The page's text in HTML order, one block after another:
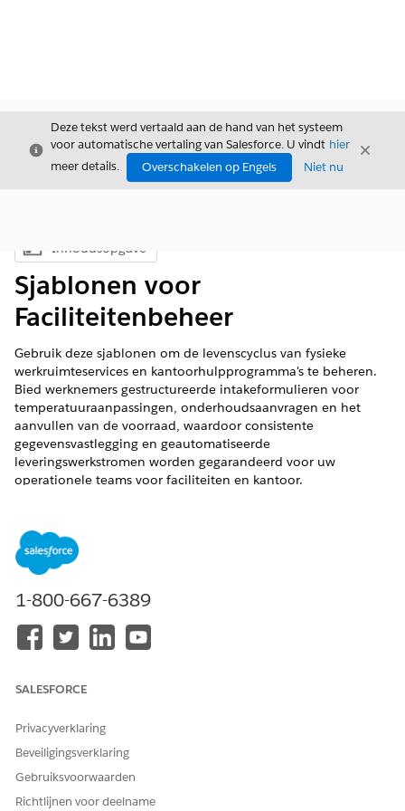
Sluiten
Deze tekst werd vertaald aan de hand van het systeem
voor automatische vertaling van Salesforce. U vindt hier
meer details.
Overschakelen op Engels Niet nu
Sluiten
Inhoudsopgave weergeven
Inhoudsopgave
Sjablonen voor
Faciliteitenbeheer
Gebruik deze sjablonen om de levenscyclus van fysieke
werkruimteservices en kantoorhulpprogramma's te beheren.
Bied werknemers gestructureerde intakeformulieren voor
temperatuuraanpassingen, onderhoudsaanvragen en het
aanvullen van de voorraad, waardoor consistente
gegevensvastlegging en geautomatiseerde
leveringswerkstromen worden gegarandeerd voor uw
operationele teams voor faciliteiten en kantoor.
Beschikbaar in: Lightning Experience
Edition met Agentforce IT Service.
AC-temperatuur aanpassen
Implementeer deze sjabloon om werknemers een
temperatuuraanpassingen aan te vragen voor
Implementeer deze sjabloon om werknemers een
gestandaardiseerde manier te bieden om
onderhoudsproblemen aan gebouwen te melden.
1-800-667-6389
SALESFORCE
Privacyverklaring
Beveiligingsverklaring
Gebruiksvoorwaarden
Richtlijnen voor deelname